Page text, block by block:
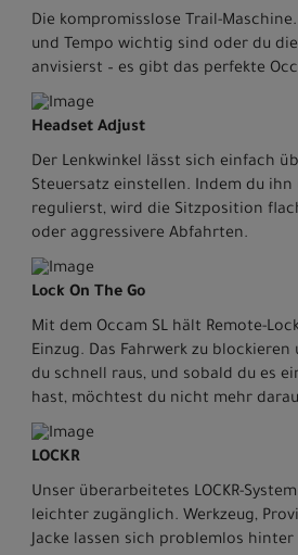
Die kompromisslose Trail-
und Tempo wichtig sind oder du
anvisierst – es gibt das perfekte
Headset Adjust
Der Lenkwinkel lässt sich einfach
Steuersatz einstellen. Indem du ihn
regulierst, wird die Sitzposition
oder aggressivere Abfahrten.
Lock On The Go
Mit dem Occam SL hält Remote-
Einzug. Das Fahrwerk zu
du schnell raus, und sobald du es
hast, möchtest du nicht mehr
LOCKR
Unser überarbeitetes LOCKR-
leichter zugänglich. Werkzeug,
Jacke lassen sich problemlos